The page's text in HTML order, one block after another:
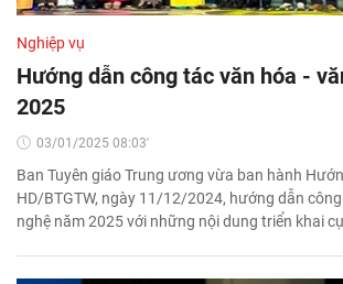
Nghiệp vụ
Hướng dẫn công tác văn hóa -
2025
03/01/2025 08:03'
Ban Tuyên giáo Trung ương vừa ban hành
HD/BTGTW, ngày 11/12/2024, hướng dẫn
nghệ năm 2025 với những nội dung triển khai